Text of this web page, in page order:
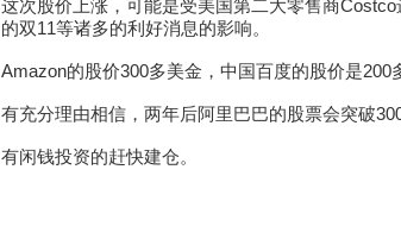
这次股价上涨，可能是受美国第二大零售商
的双11等诸多的利好消息的影响。
Amazon的股价300多美金，中国百度的股价是200
有充分理由相信，两年后阿里巴巴的股票会突破300
有闲钱投资的赶快建仓。